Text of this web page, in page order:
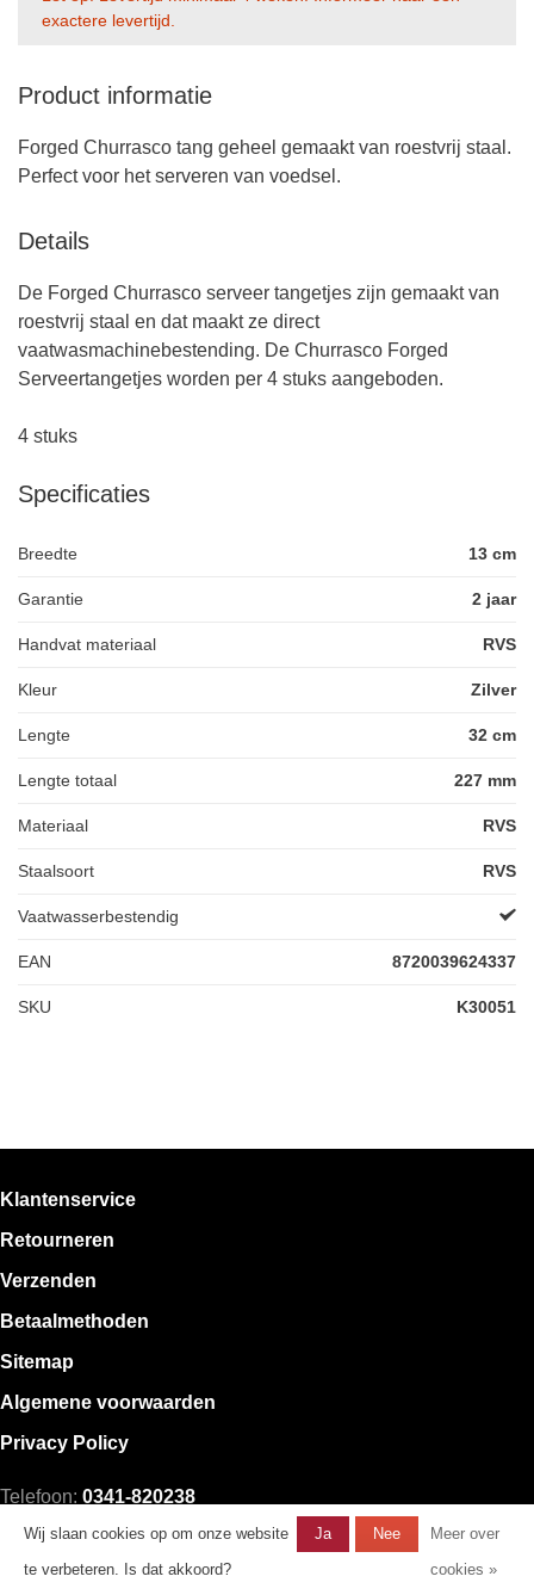
exactere levertijd.
Product informatie
Forged Churrasco tang geheel gemaakt van roestvrij staal.
Perfect voor het serveren van voedsel.
Details
De Forged Churrasco serveer tangetjes zijn gemaakt van
roestvrij staal en dat maakt ze direct
vaatwasmachinebestending. De Churrasco Forged
Serveertangetjes worden per 4 stuks aangeboden.
4 stuks
Specificaties
Breedte 13 cm
Garantie 2 jaar
Handvat materiaal RVS
Kleur Zilver
Lengte 32 cm
Lengte totaal 227 mm
Materiaal RVS
Staalsoort RVS
Vaatwasserbestendig
EAN 8720039624337
SKU K30051
Klantenservice
Retourneren
Verzenden
Betaalmethoden
Sitemap
Algemene voorwaarden
Privacy Policy
Telefoon: 0341-820238
E-mail:
klantenservice@mystore.nl
Wij slaan cookies op om onze website
te verbeteren. Is dat akkoord?
Ja Nee
Meer over
cookies »